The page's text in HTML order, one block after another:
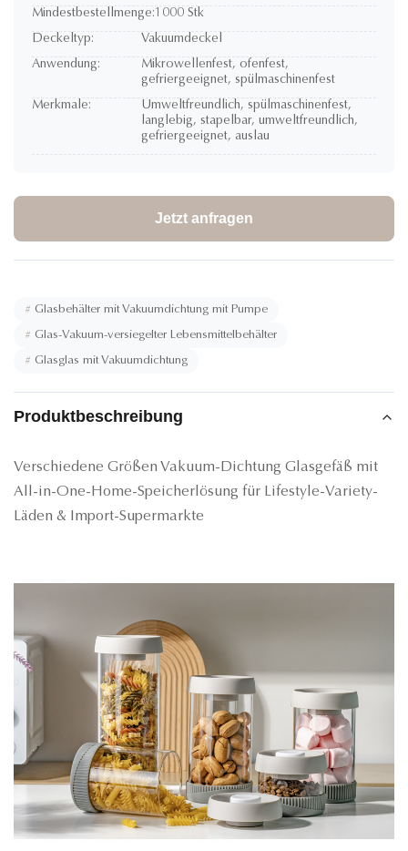
Mindestbestellmenge: 1000 Stk
Deckeltyp:
Vakuumdeckel
Anwendung:
Mikrowellenfest, ofenfest,
gefriergeeignet, spülmaschinenfest
Merkmale:
Umweltfreundlich, spülmaschinenfest,
langlebig, stapelbar, umweltfreundlich,
gefriergeeignet, auslau
Jetzt anfragen
# Glasbehälter mit Vakuumdichtung mit Pumpe
# Glas-Vakuum-versiegelter Lebensmittelbehälter
# Glasglas mit Vakuumdichtung
Produktbeschreibung
Verschiedene Größen Vakuum-Dichtung Glasgefäß mit
All-in-One-Home-Speicherlösung für Lifestyle-Variety-
Läden & Import-Supermarkte